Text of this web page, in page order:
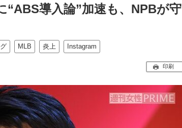
“ABS導入論”加速も、NPBが守
MLB 炎上 Instagram
印刷